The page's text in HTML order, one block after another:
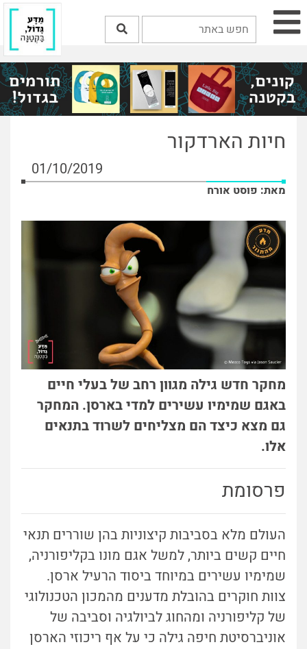
חיות הארדקור
01/10/2019
מאת: פוסט אורח
מחקר חדש גילה מגוון רחב של בעלי חיים
באגם שמימיו עשירים למדי בארסן. המחקר
גם מצא כיצד הם מצליחים לשרוד בתנאים
אלו.
פרסומת
העולם מלא בסביבות קיצוניות בהן שוררים תנאי
חיים קשים ביותר, למשל אגם מונו בקליפורניה,
שמימיו עשירים במיוחד ביסוד הרעיל ארסן.
צוות חוקרים בהובלת מדענים מהמכון הטכנולוגי
של קליפורניה ומהחוג לביולגיה וסביבה של
אוניברסיטת חיפה גילה כי על אף ריכוזי הארסן